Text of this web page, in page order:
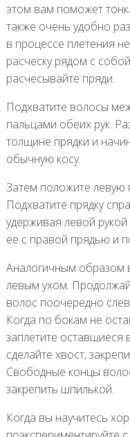
этом вам поможет
также очень удобно
в процессе плетения
расческу рядом с
расчесывайте пряди.
Подхватите волосы
пальцами обеих рук.
толщине прядки и
обычную косу.
Затем положите левую
Подхватите прядку
удерживая левой
ее с правой прядью и
Аналогичным образом
левым ухом.
волос поочередно
Когда по бокам не
заплетите оставшиеся
сделайте хвост,
Свободные концы
закрепить шпилькой.
Когда вы научитесь